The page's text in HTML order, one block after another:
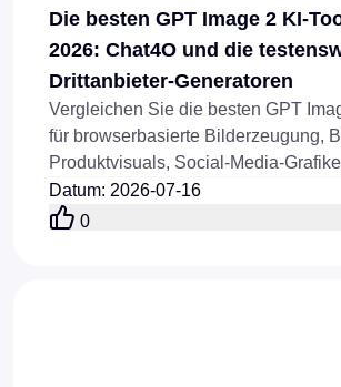
Die besten GPT Image 2 KI-
2026: Chat4O und die
Drittanbieter-Generatoren
Vergleichen Sie die besten GPT
für browserbasierte Bilderzeugung,
Produktvisuals, Social-Media-
Referenzbilder und API-Workflows
Datum: 2026-07-16
0